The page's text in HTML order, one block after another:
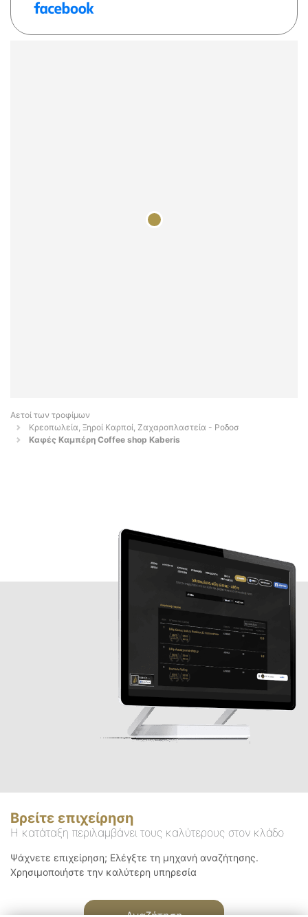
Αετοί των τροφίμων
Κρεοπωλεία, Ξηροί Καρποί, Ζαχαροπλαστεία - Ροδοσ
Καφές Καμπέρη Coffee shop Kaberis
Βρείτε επιχείρηση
Η κατάταξη περιλαμβάνει τους καλύτερους στον κλάδο
Ψάχνετε επιχείρηση; Ελέγξτε τη μηχανή αναζήτησης.
Χρησιμοποιήστε την καλύτερη υπηρεσία